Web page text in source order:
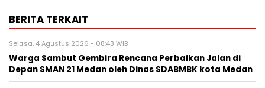
BERITA TERKAIT
Selasa, 4 Agustus 2026 - 08:43 WIB
Warga Sambut Gembira Rencana Perbaikan Jalan di
Depan SMAN 21 Medan oleh Dinas SDABMBK kota Medan